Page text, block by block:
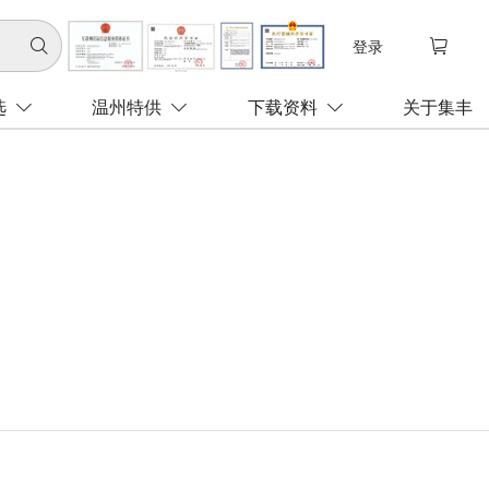
 登录 
温州特供 下载资料 关于集丰